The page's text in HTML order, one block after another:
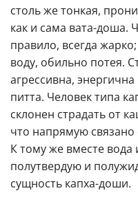
столь же тонкая,
как и сама вата-доша.
правило, всегда
воду, обильно потея.
агрессивна,
питта. Человек типа
склонен страдать от
что напрямую
К тому же вместе вода
полутвердую и
сущность капха-доши.